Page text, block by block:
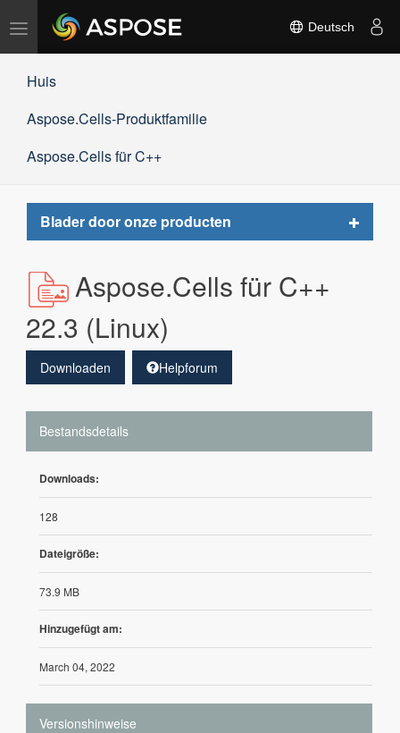
Navigation
umschalten
Deutsch
Huis
Aspose.Cells-Produktfamilie
Aspose.Cells für C++
Blader door onze producten
Toggle
Aspose.Cells für C++
22.3 (Linux)
Downloaden Helpforum
Bestandsdetails
Downloads:
128
Dateigröße:
73.9 MB
Hinzugefügt am:
March 04, 2022
Versionshinweise